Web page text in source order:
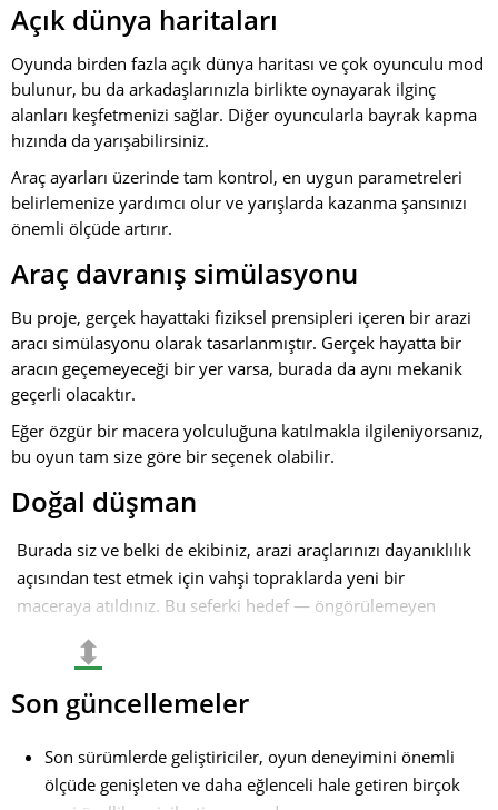
Açık dünya haritaları
Oyunda birden fazla açık dünya haritası ve çok oyunculu mod
bulunur, bu da arkadaşlarınızla birlikte oynayarak ilginç
alanları keşfetmenizi sağlar. Diğer oyuncularla bayrak kapma
hızında da yarışabilirsiniz.
Araç ayarları üzerinde tam kontrol, en uygun parametreleri
belirlemenize yardımcı olur ve yarışlarda kazanma şansınızı
önemli ölçüde artırır.
Araç davranış simülasyonu
Bu proje, gerçek hayattaki fiziksel prensipleri içeren bir arazi
aracı simülasyonu olarak tasarlanmıştır. Gerçek hayatta bir
aracın geçemeyeceği bir yer varsa, burada da aynı mekanik
geçerli olacaktır.
Eğer özgür bir macera yolculuğuna katılmakla ilgileniyorsanız,
bu oyun tam size göre bir seçenek olabilir.
Doğal düşman
Burada siz ve belki de ekibiniz, arazi araçlarınızı dayanıklılık
açısından test etmek için vahşi topraklarda yeni bir
maceraya atıldınız. Bu seferki hedef — öngörülemeyen
doğal tuzakları ve zorlu arazisiyle bilinen Gök Gürültüsü
Geçidi'ni fethetmek. Ancak kimse doğanın kendisinin en
büyük düşmanınız olacağını beklemiyordu.
Her şey, geçide yaklaştığınızda başlar. Sizi "Dikkat!
⬍
Son güncellemeler
Son sürümlerde geliştiriciler, oyun deneyimini önemli
ölçüde genişleten ve daha eğlenceli hale getiren birçok